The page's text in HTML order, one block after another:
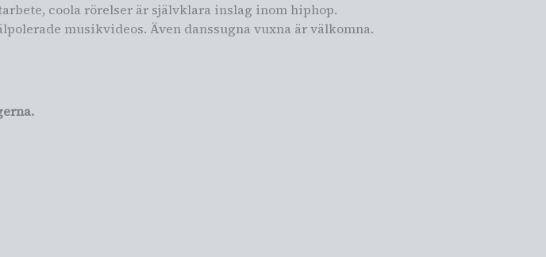
coola rörelser är självklara inslag inom hiphop.
musikvideos. Även danssugna vuxna är välkomna.